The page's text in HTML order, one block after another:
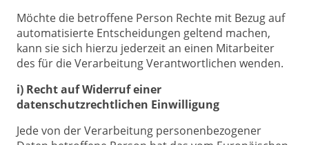
Möchte die betroffene Person Rechte mit Bezug auf
automatisierte Entscheidungen geltend machen,
kann sie sich hierzu jederzeit an einen Mitarbeiter
des für die Verarbeitung Verantwortlichen wenden.
i) Recht auf Widerruf einer
datenschutzrechtlichen Einwilligung
Jede von der Verarbeitung personenbezogener